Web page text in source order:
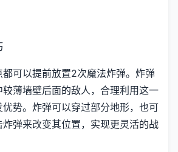
可以提前放置2次魔法炸弹。炸弹
薄墙壁后面的敌人，合理利用这一
势。炸弹可以穿过部分地形，也可
弹来改变其位置，实现更灵活的战